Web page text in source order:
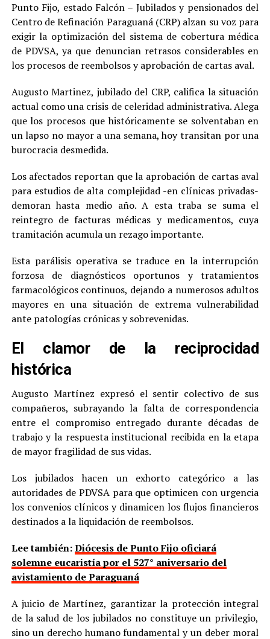
Punto Fijo, estado Falcón – Jubilados y pensionados del
Centro de Refinación Paraguaná (CRP) alzan su voz para
exigir la optimización del sistema de cobertura médica
de PDVSA, ya que denuncian retrasos considerables en
los procesos de reembolsos y aprobación de cartas aval.
Augusto Martinez, jubilado del CRP, califica la situación
actual como una crisis de celeridad administrativa. Alega
que los procesos que históricamente se solventaban en
un lapso no mayor a una semana, hoy transitan por una
burocracia desmedida.
Los afectados reportan que la aprobación de cartas aval
para estudios de alta complejidad -en clínicas privadas-
demoran hasta medio año. A esta traba se suma el
reintegro de facturas médicas y medicamentos, cuya
tramitación acumula un rezago importante.
Esta parálisis operativa se traduce en la interrupción
forzosa de diagnósticos oportunos y tratamientos
farmacológicos continuos, dejando a numerosos adultos
mayores en una situación de extrema vulnerabilidad
ante patologías crónicas y sobrevenidas.
El clamor de la reciprocidad
histórica
Augusto Martínez expresó el sentir colectivo de sus
compañeros, subrayando la falta de correspondencia
entre el compromiso entregado durante décadas de
trabajo y la respuesta institucional recibida en la etapa
de mayor fragilidad de sus vidas.
Los jubilados hacen un exhorto categórico a las
autoridades de PDVSA para que optimicen con urgencia
los convenios clínicos y dinamicen los flujos financieros
destinados a la liquidación de reembolsos.
Lee también:Diócesis de Punto Fijo oficiará
solemne eucaristía por el 527° aniversario del
avistamiento de Paraguaná
A juicio de Martínez, garantizar la protección integral
de la salud de los jubilados no constituye un privilegio,
sino un derecho humano fundamental y un deber moral